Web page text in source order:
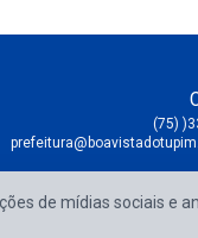
(75)
à Sexta das 08:00h
de mídias sociais e